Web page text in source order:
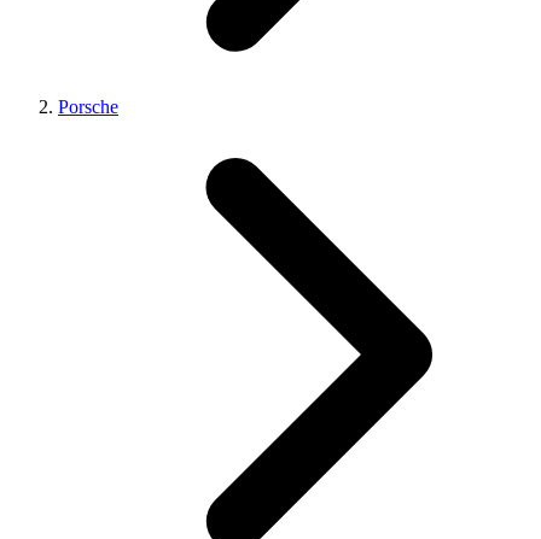
Porsche